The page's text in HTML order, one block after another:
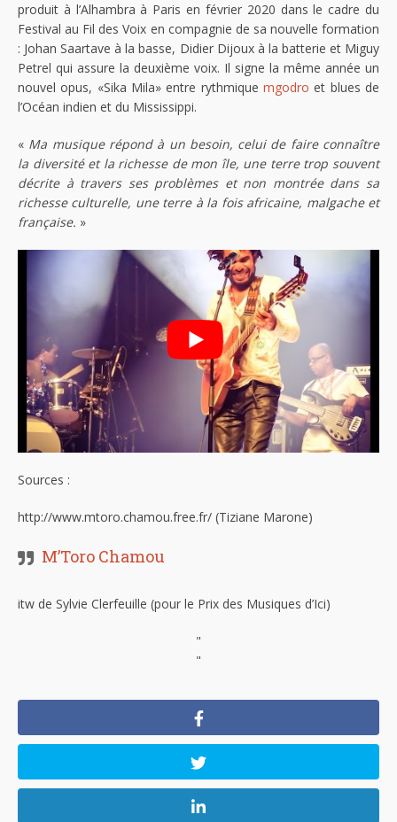
produit à l’Alhambra à Paris en février 2020 dans le cadre du
Festival au Fil des Voix en compagnie de sa nouvelle formation
: Johan Saartave à la basse, Didier Dijoux à la batterie et Miguy
Petrel qui assure la deuxième voix. Il signe la même année un
nouvel opus, «Sika Mila» entre rythmique mgodro et blues de
l’Océan indien et du Mississippi.
« Ma musique répond à un besoin, celui de faire connaître
la diversité et la richesse de mon île, une terre trop souvent
décrite à travers ses problèmes et non montrée dans sa
richesse culturelle, une terre à la fois africaine, malgache et
française. »
Sources :
http://www.mtoro.chamou.free.fr/ (Tiziane Marone)
M’Toro Chamou
itw de Sylvie Clerfeuille (pour le Prix des Musiques d’Ici)
"
"